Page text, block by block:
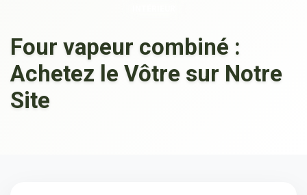
Four vapeur combiné :
Achetez le Vôtre sur Notre
Site